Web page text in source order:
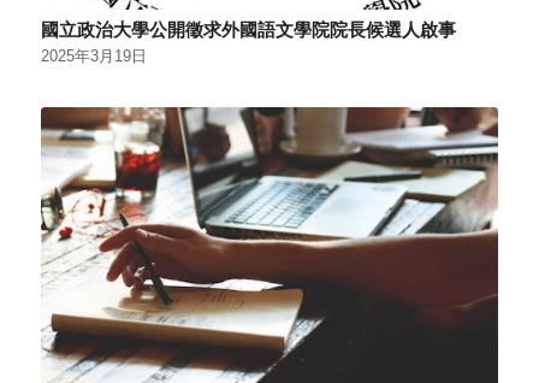
國立政治大學公開徵求外國語文學院院長候選人啟事
2025年3月19日